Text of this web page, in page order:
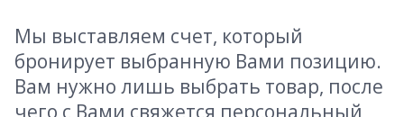
Мы выставляем счет, который
бронирует выбранную Вами позицию.
Вам нужно лишь выбрать товар, после
чего с Вами свяжется персональный